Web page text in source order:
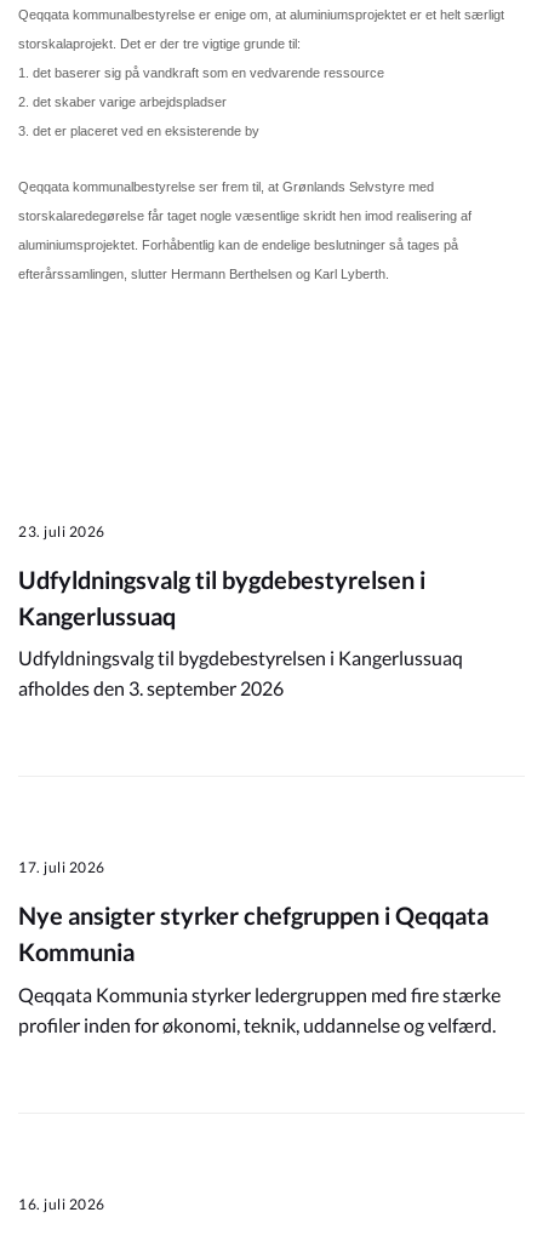
Qeqqata kommunalbestyrelse er enige om, at aluminiumsprojektet er et helt særligt
storskalaprojekt. Det er der tre vigtige grunde til:
1. det baserer sig på vandkraft som en vedvarende ressource
2. det skaber varige arbejdspladser
3. det er placeret ved en eksisterende by
Qeqqata kommunalbestyrelse ser frem til, at Grønlands Selvstyre med
storskalaredegørelse får taget nogle væsentlige skridt hen imod realisering af
aluminiumsprojektet. Forhåbentlig kan de endelige beslutninger så tages på
efterårssamlingen, slutter Hermann Berthelsen og Karl Lyberth.
23. juli 2026
Udfyldningsvalg til bygdebestyrelsen i
Kangerlussuaq
Udfyldningsvalg til bygdebestyrelsen i Kangerlussuaq
afholdes den 3. september 2026
17. juli 2026
Nye ansigter styrker chefgruppen i Qeqqata
Kommunia
Qeqqata Kommunia styrker ledergruppen med fire stærke
profiler inden for økonomi, teknik, uddannelse og velfærd.
16. juli 2026